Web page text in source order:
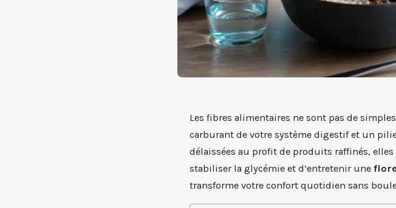
Les fibres alimentaires ne sont pas de
carburant de votre système digestif et un
délaissées au profit de produits raffinés,
stabiliser la glycémie et d’entretenir une
transforme votre confort quotidien sans